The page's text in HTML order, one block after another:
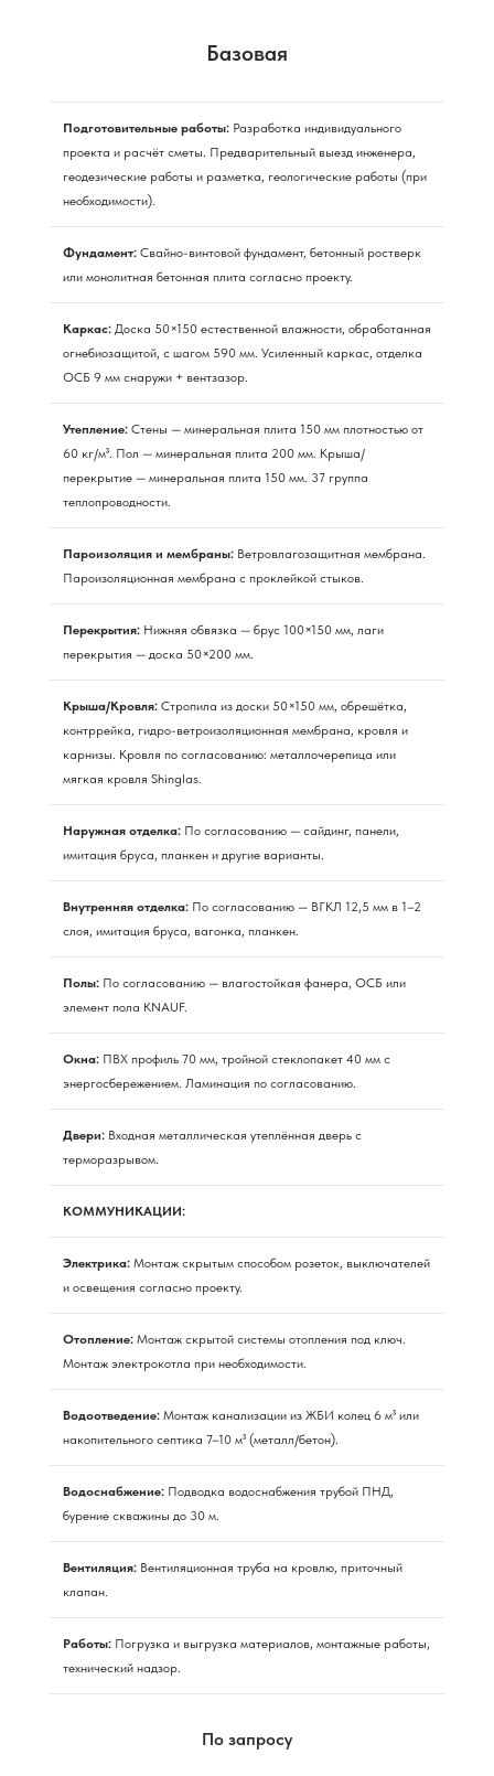
Базовая
Подготовительные работы: Разработка индивидуального
проекта и расчёт сметы. Предварительный выезд инженера,
геодезические работы и разметка, геологические работы (при
необходимости).
Фундамент: Свайно-винтовой фундамент, бетонный ростверк
или монолитная бетонная плита согласно проекту.
Каркас: Доска 50×150 естественной влажности, обработанная
огнебиозащитой, с шагом 590 мм. Усиленный каркас, отделка
ОСБ 9 мм снаружи + вентзазор.
Утепление: Стены — минеральная плита 150 мм плотностью от
60 кг/м³. Пол — минеральная плита 200 мм. Крыша/
перекрытие — минеральная плита 150 мм. 37 группа
теплопроводности.
Пароизоляция и мембраны: Ветровлагозащитная мембрана.
Пароизоляционная мембрана с проклейкой стыков.
Перекрытия: Нижняя обвязка — брус 100×150 мм, лаги
перекрытия — доска 50×200 мм.
Крыша/Кровля: Стропила из доски 50×150 мм, обрешётка,
контррейка, гидро-ветроизоляционная мембрана, кровля и
карнизы. Кровля по согласованию: металлочерепица или
мягкая кровля Shinglas.
Наружная отделка: По согласованию — сайдинг, панели,
имитация бруса, планкен и другие варианты.
Внутренняя отделка: По согласованию — ВГКЛ 12,5 мм в 1–2
слоя, имитация бруса, вагонка, планкен.
Полы: По согласованию — влагостойкая фанера, ОСБ или
элемент пола KNAUF.
Окна: ПВХ профиль 70 мм, тройной стеклопакет 40 мм с
энергосбережением. Ламинация по согласованию.
Двери: Входная металлическая утеплённая дверь с
терморазрывом.
КОММУНИКАЦИИ:
Электрика: Монтаж скрытым способом розеток, выключателей
и освещения согласно проекту.
Отопление: Монтаж скрытой системы отопления под ключ.
Монтаж электрокотла при необходимости.
Водоотведение: Монтаж канализации из ЖБИ колец 6 м³ или
накопительного септика 7–10 м³ (металл/бетон).
Водоснабжение: Подводка водоснабжения трубой ПНД,
бурение скважины до 30 м.
Вентиляция: Вентиляционная труба на кровлю, приточный
клапан.
Работы: Погрузка и выгрузка материалов, монтажные работы,
технический надзор.
По запросу